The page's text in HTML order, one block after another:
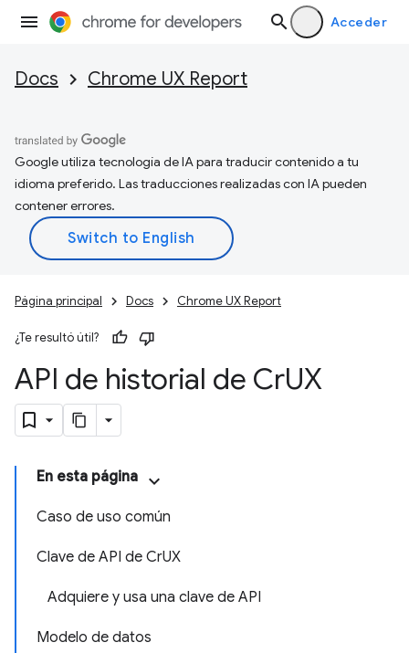
Acceder
Docs Chrome UX Report
Google utiliza tecnología de IA para traducir contenido a tu
idioma preferido. Las traducciones realizadas con IA pueden
contener errores.
Página principal Docs Chrome UX Report
¿Te resultó útil?
API de historial de CrUX
En esta página
Caso de uso común
Clave de API de CrUX
Adquiere y usa una clave de API
Modelo de datos